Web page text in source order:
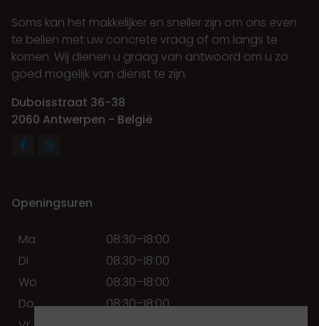
Soms kan het makkelijker en sneller zijn om ons even
te bellen met uw concrete vraag of om langs te
komen. Wij dienen u graag van antwoord om u zo
goed mogelijk van dienst te zijn.
Duboisstraat 36-38
2060 Antwerpen - België
Openingsuren
Ma
08:30–18:00
Di
08:30–18:00
Wo
08:30–18:00
Do
08:30–18:00